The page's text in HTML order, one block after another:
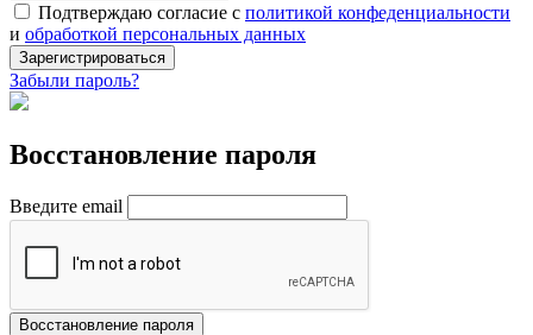
Подтверждаю согласие с политикой конфеденциальности
и обработкой персональных данных
Зарегистрироваться
Забыли пароль?
Восстановление пароля
Введите email
Восстановление пароля